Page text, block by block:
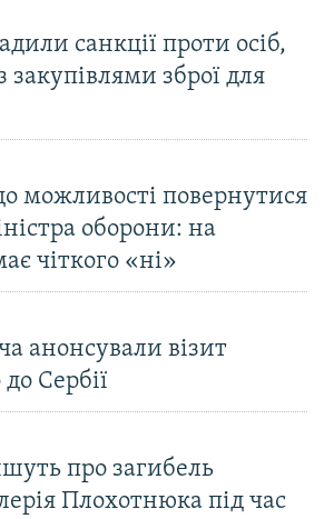
санкції проти осіб,
закупівлями зброї для
можливості повернутися
оборони: на
чіткого «ні»
анонсували візит
Сербії
про загибель
Плохотнюка під час